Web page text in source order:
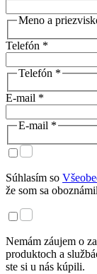
Meno a
Telefón *
Telefón *
E-mail *
E-mail *
Súhlasím so
že som sa
Nemám záujem o
produktoch a
ste si u nás kúpili.